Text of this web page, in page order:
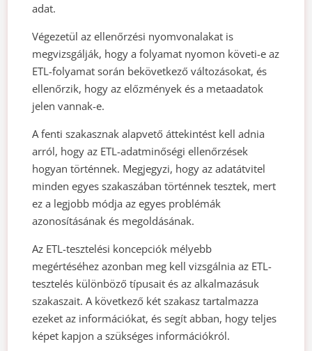
adat.
Végezetül az ellenőrzési nyomvonalakat is
megvizsgálják, hogy a folyamat nyomon követi-e az
ETL-folyamat során bekövetkező változásokat, és
ellenőrzik, hogy az előzmények és a metaadatok
jelen vannak-e.
A fenti szakasznak alapvető áttekintést kell adnia
arról, hogy az ETL-adatminőségi ellenőrzések
hogyan történnek. Megjegyzi, hogy az adatátvitel
minden egyes szakaszában történnek tesztek, mert
ez a legjobb módja az egyes problémák
azonosításának és megoldásának.
Az ETL-tesztelési koncepciók mélyebb
megértéséhez azonban meg kell vizsgálnia az ETL-
tesztelés különböző típusait és az alkalmazásuk
szakaszait. A következő két szakasz tartalmazza
ezeket az információkat, és segít abban, hogy teljes
képet kapjon a szükséges információkról.